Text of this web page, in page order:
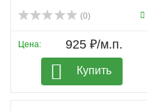
(0)
Цена: 925 ₽/м.п.
Купить